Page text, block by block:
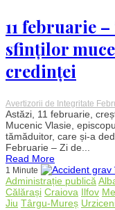
11 februarie
sfinților
credinței
Avertizorii de Integritate
Astăzi, 11 februarie,
Mucenic Vlasie,
tămăduitor, care și-a
Februarie – Zi de...
Read More
1 Minute
Administrație publică
Călărași Craiova Ilfov
Jiu Târgu-Mureș